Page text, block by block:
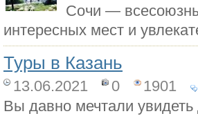
Сочи —
интересных мест и
Туры в Казань
13.06.2021 0 1901
Вы давно мечтали